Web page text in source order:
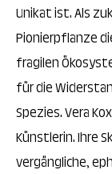
Unikat ist. Als
Pionierpflanze
fragilen
für die
Spezies. Vera
Künstlerin. Ihre
vergängliche,